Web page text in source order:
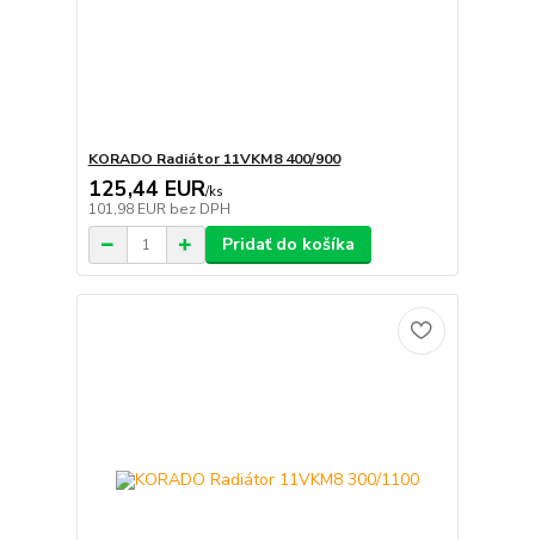
KORADO Radiátor 11VKM8 400/900
125,44 EUR/ks
101,98 EUR bez DPH
Pridať do košíka